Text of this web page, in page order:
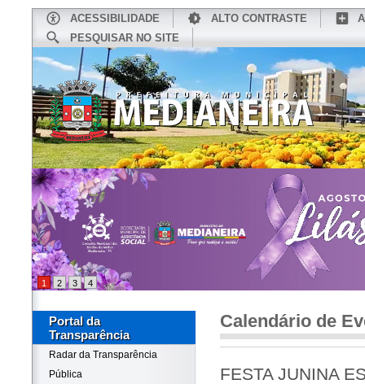
ACESSIBILIDADE ALTO CONTRASTE
PESQUISAR NO SITE
CONHEÇA MEDIANEIRA
1 2 3 4
Portal da
Transparência
Radar da Transparência
Pública
Calendário de
FESTA JUNINA